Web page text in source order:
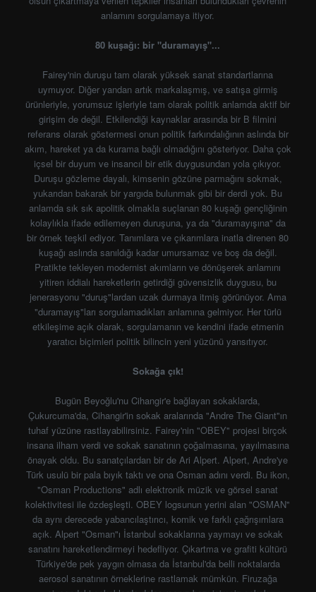
anlamını sorgulamaya itiyor.
80 kuşağı: bir "duramayış"...
Fairey'nin duruşu tam olarak yüksek sanat standartlarına
uymuyor. Diğer yandan artık markalaşmış, ve satışa girmiş
ürünleriyle, yorumsuz işleriyle tam olarak politik anlamda aktif bir
girişim de değil. Etkilendiği kaynaklar arasında bir B filmini
referans olarak göstermesi onun politik farkındalığının aslında bir
akım, hareket ya da kurama bağlı olmadığını gösteriyor. Daha çok
içsel bir duyum ve insancıl bir etik duygusundan yola çıkıyor.
Duruşu gözleme dayalı, kimsenin gözüne parmağını sokmak,
yukarıdan bakarak bir yargıda bulunmak gibi bir derdi yok. Bu
anlamda sık sık apolitik olmakla suçlanan 80 kuşağı gençliğinin
kolaylıkla ifade edilemeyen duruşuna, ya da "duramayışına" da
bir örnek teşkil ediyor. Tanımlara ve çıkarımlara inatla direnen 80
kuşağı aslında sanıldığı kadar umursamaz ve boş da değil.
Pratikte tekleyen modernist akımların ve dönüşerek anlamını
yitiren iddialı hareketlerin getirdiği güvensizlik duygusu, bu
jenerasyonu "duruş"lardan uzak durmaya itmiş görünüyor. Ama
"duramayış"ları sorgulamadıkları anlamına gelmiyor. Her türlü
etkileşime açık olarak, sorgulamanın ve kendini ifade etmenin
yaratıcı biçimleri politik bilincin yeni yüzünü yansıtıyor.
Sokağa çık!
Bugün Beyoğlu'nu Cihangir'e bağlayan sokaklarda,
Çukurcuma'da, Cihangir'in sokak aralarında "Andre The Giant"ın
tuhaf yüzüne rastlayabilirsiniz. Fairey'nin "OBEY" projesi birçok
insana ilham verdi ve sokak sanatının çoğalmasına, yayılmasına
önayak oldu. Bu sanatçılardan bir de Ari Alpert. Alpert, Andre'ye
Türk usulü bir pala bıyık taktı ve ona Osman adını verdi. Bu ikon,
"Osman Productions" adlı elektronik müzik ve görsel sanat
kolektivitesi ile özdeşleşti. OBEY logsunun yerini alan "OSMAN"
da aynı derecede yabancılaştırıcı, komik ve farklı çağrışımlara
açık. Alpert "Osman"ı İstanbul sokaklarına yaymayı ve sokak
sanatını hareketlendirmeyi hedefliyor. Çıkartma ve grafiti kültürü
Türkiye'de pek yaygın olmasa da İstanbul'da belli noktalarda
aerosol sanatının örneklerine rastlamak mümkün. Firuzağa